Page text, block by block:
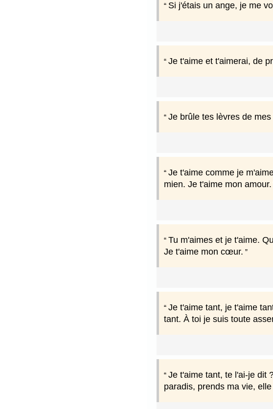
Si j'étais un ange, je me
Je t'aime et t'aimerai, de
Je brûle tes lèvres de
Je t'aime comme je
mien. Je t'aime mon amour.
Tu m'aimes et je t'aime.
Je t'aime mon cœur.
Je t'aime tant, je t'aime
tant. À toi je suis toute
Je t'aime tant, te l'ai-je dit
paradis, prends ma vie,